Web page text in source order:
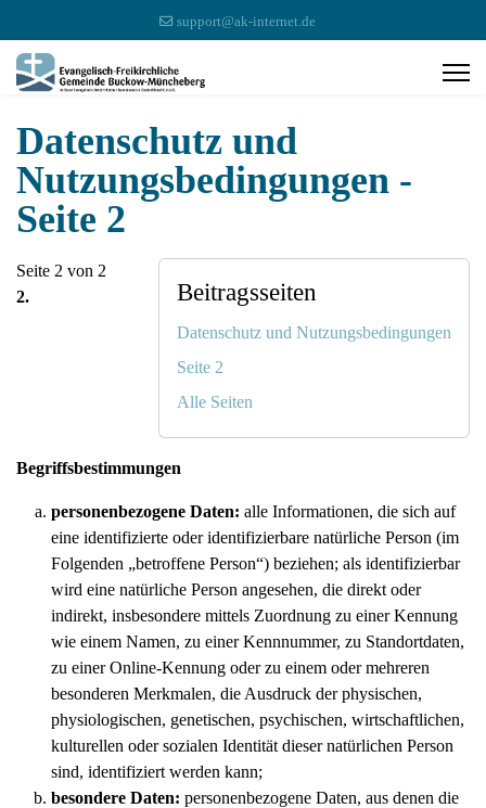
support@ak-internet.de
Datenschutz und
Nutzungsbedingungen -
Seite 2
Beitragsseiten
Datenschutz und Nutzungsbedingungen
Seite 2
Alle Seiten
Seite 2 von 2
2.
Begriffsbestimmungen
personenbezogene Daten: alle Informationen, die sich auf
eine identifizierte oder identifizierbare natürliche Person (im
Folgenden „betroffene Person“) beziehen; als identifizierbar
wird eine natürliche Person angesehen, die direkt oder
indirekt, insbesondere mittels Zuordnung zu einer Kennung
wie einem Namen, zu einer Kennnummer, zu Standortdaten,
zu einer Online-Kennung oder zu einem oder mehreren
besonderen Merkmalen, die Ausdruck der physischen,
physiologischen, genetischen, psychischen, wirtschaftlichen,
kulturellen oder sozialen Identität dieser natürlichen Person
sind, identifiziert werden kann;
besondere Daten: personenbezogene Daten, aus denen die